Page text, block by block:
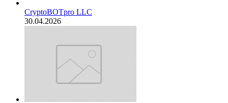
CryptoBOTpro LLC
30.04.2026